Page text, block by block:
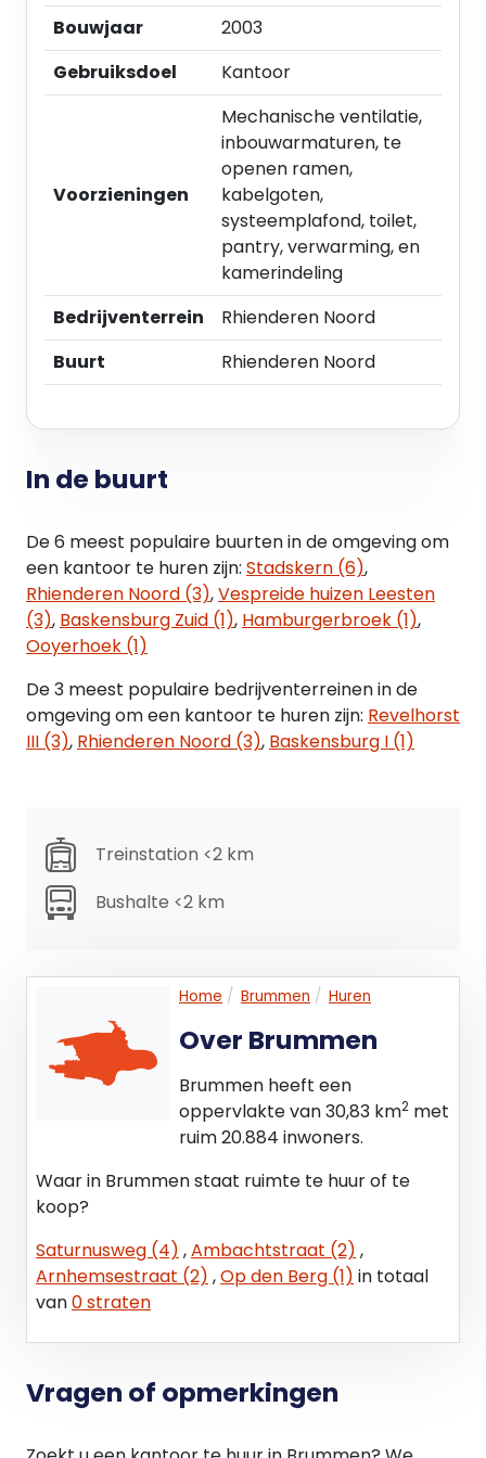
Ruime parkeergelegenheid op eigen terrein.
HUURTERMIJN
In overleg.
Nader overeen te komen.
Ja, uitgangspunt is met BTW belaste verhuur.
Indien huurder geen activiteiten verricht die met
BTW belast zijn zal de huurprijs worden verhoogd
met de zgn. BTW-compensatie.
INGANGSDATUM
Model 2015 ROZ (Raad voor Onroerende Zaken),
HUURPRIJSAANPASSING
Jaarlijkse index op basis van het CPI –
prijsindexcijfer reeks “Alle huishoudens" zoals
gepubliceerd door het CBS.
ZEKERHEIDSSTELLING
Waarborgsom ter grootte van 3 maanden huur.
Hazenberg en Rhienderen-Noord vastgesteld in
2010 en heeft de bestemming 'Bedrijventerrein'. De
voor 'Bedrijventerrein' aangewezen gronden zijn
bestemd voor bedrijven tot en met categorie 3.1.
Bedrijven ter plaatse van de aanduidingen: bedrijf
tot en met categorie 3.1: bedrijven in de
categorieën 1 tot en met 3.1 van de Staat van
Bedrijfsactiviteiten A met uit zondering van de
bedrijven die een nadere aanduiding (indices) voor
verkeersaantrekkende werking (3G of 3P) hebben
en/of een nadere aanduiding (indices) voor lucht
(L);
Detailhandel is uitsluitend toegestaan in de vorm
vervaardigde producten.
Voor meer informatie verwijzen wij graag naar de
website van ruimtelijkeplannen of kunt u
BIJZONDERHEDEN
Bouwjaar
2003
Gebruiksdoel
Kantoor
Voorzieningen
Mechanische ventilatie,
inbouwarmaturen, te
openen ramen,
kabelgoten,
systeemplafond, toilet,
pantry, verwarming, en
kamerindeling
Bedrijventerrein
Rhienderen Noord
Buurt
Rhienderen Noord
In de buurt
De 6 meest populaire buurten in de omgeving om
een kantoor te huren zijn: Stadskern (6),
Rhienderen Noord (3),Vespreide huizen Leesten
(3), Baskensburg Zuid (1), Hamburgerbroek (1),
Ooyerhoek (1)
De 3 meest populaire bedrijventerreinen in de
omgeving om een kantoor te huren zijn: Revelhorst
III (3), Rhienderen Noord (3), Baskensburg I (1)
Treinstation <2 km
Bushalte <2 km
Home Brummen Huren
Over Brummen
Brummen heeft een
oppervlakte van 30,83 km2 met
ruim 20.884 inwoners.
Waar in Brummen staat ruimte te huur of te
koop?
Saturnusweg (4) ,Ambachtstraat (2) ,
Arnhemsestraat (2) ,Op den Berg (1) in totaal
van0 straten
Vragen of opmerkingen